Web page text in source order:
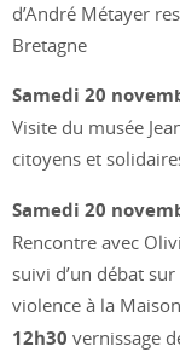
d’André Métayer
Bretagne
Samedi 20
Visite du musée
citoyens et
Samedi 20
Rencontre avec
suivi d’un débat
violence à la
12h30 vernissage